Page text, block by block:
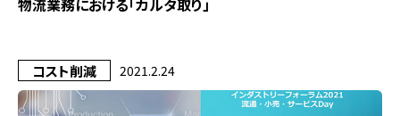
物流業務における「カルタ取り」
コスト削減 2021.2.24